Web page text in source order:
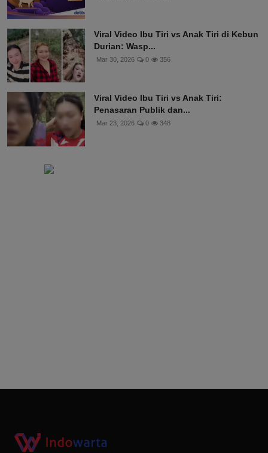
Viral Video Ibu Tiri vs Anak Tiri di Kebun
Durian: Wasp...
Mar 30, 2026 0 356
Viral Video Ibu Tiri vs Anak Tiri:
Penasaran Publik dan...
Mar 23, 2026 0 348